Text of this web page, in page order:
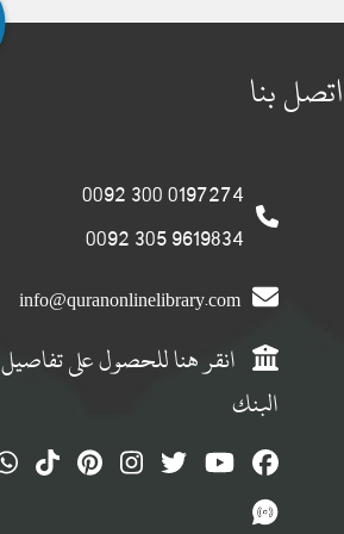
اتصل بنا
0197274 300 0092
9619834 305 0092
info@quranonlinelibrary.com
انقر هنا للحصول على تفاصيل
البنك